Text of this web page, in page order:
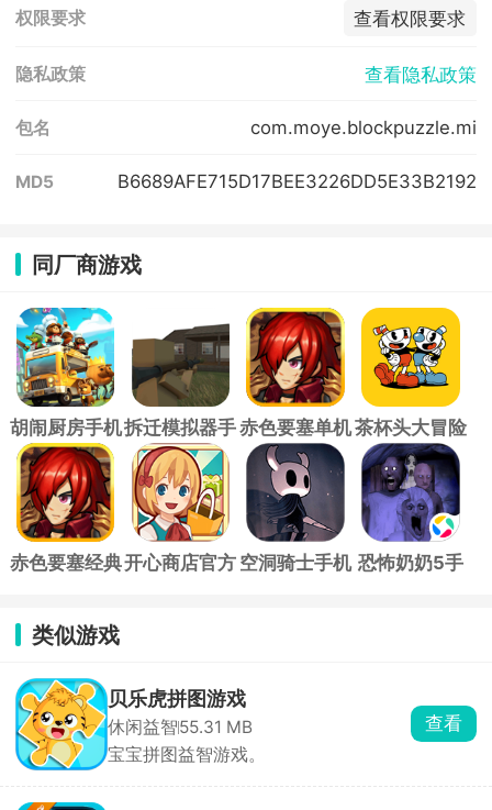
权限要求 查看权限要求
隐私政策 查看隐私政策
包名 com.moye.blockpuzzle.mi
MD5 B6689AFE715D17BEE3226DD5E33B2192
同厂商游戏
胡闹厨房手机
版
拆迁模拟器手
游
赤色要塞单机
版
茶杯头大冒险
官方正版
赤色要塞经典开心商店官方 空洞骑士手机 恐怖奶奶5手
类似游戏
贝乐虎拼图游戏
休闲益智55.31 MB
宝宝拼图益智游戏。
查看